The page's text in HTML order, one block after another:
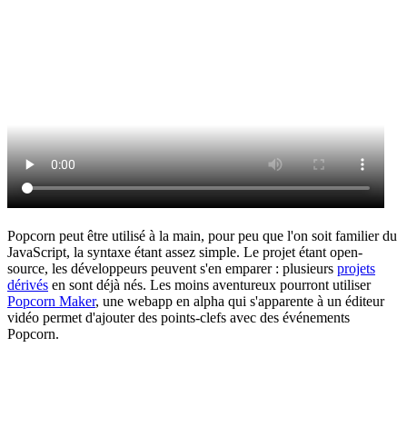
Popcorn peut être utilisé à la main, pour peu que l'on soit familier du
JavaScript, la syntaxe étant assez simple. Le projet étant open-
source, les développeurs peuvent s'en emparer : plusieurs projets
dérivés en sont déjà nés. Les moins aventureux pourront utiliser
Popcorn Maker, une webapp en alpha qui s'apparente à un éditeur
vidéo permet d'ajouter des points-clefs avec des événements
Popcorn.